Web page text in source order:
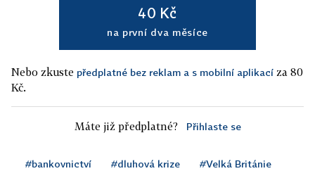
40 Kč
na první dva měsíce
Nebo zkuste předplatné bez reklam a s mobilní aplikací za 80
Kč.
Máte již předplatné? Přihlaste se
#bankovnictví #dluhová krize #Velká Británie